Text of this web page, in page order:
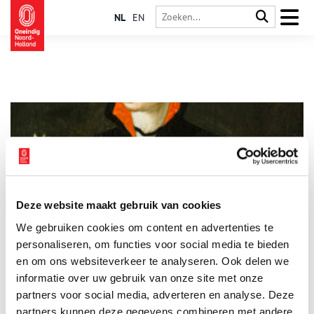
Deze website maakt gebruik van cookies
We gebruiken cookies om content en advertenties te
personaliseren, om functies voor social media te bieden
en om ons websiteverkeer te analyseren. Ook delen we
informatie over uw gebruik van onze site met onze
partners voor social media, adverteren en analyse. Deze
partners kunnen deze gegevens combineren met andere
NL EN
De welvaart van een streek is meestal goed af te lezen aan de
kleding van haar inwoners. Hoe rijker de lokale bevolking, hoe
meer mensen zich de laatste mode kunnen veroorloven. Niet
voor niets zien we vrouwenkleding in Noord-Holland vanaf de
zestiende eeuw steeds modieuzer worden. Spaanse opstaande
kraagjes werden tot in Graft gedragen en Franse rijglijfjes
waren van Landsmeer tot Schagen gemeengoed. Duik met ons